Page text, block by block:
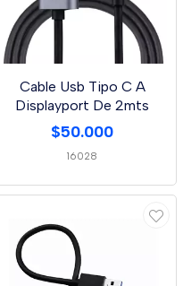
Cable Usb Tipo C A
Displayport De 2mts
$50.000
16028